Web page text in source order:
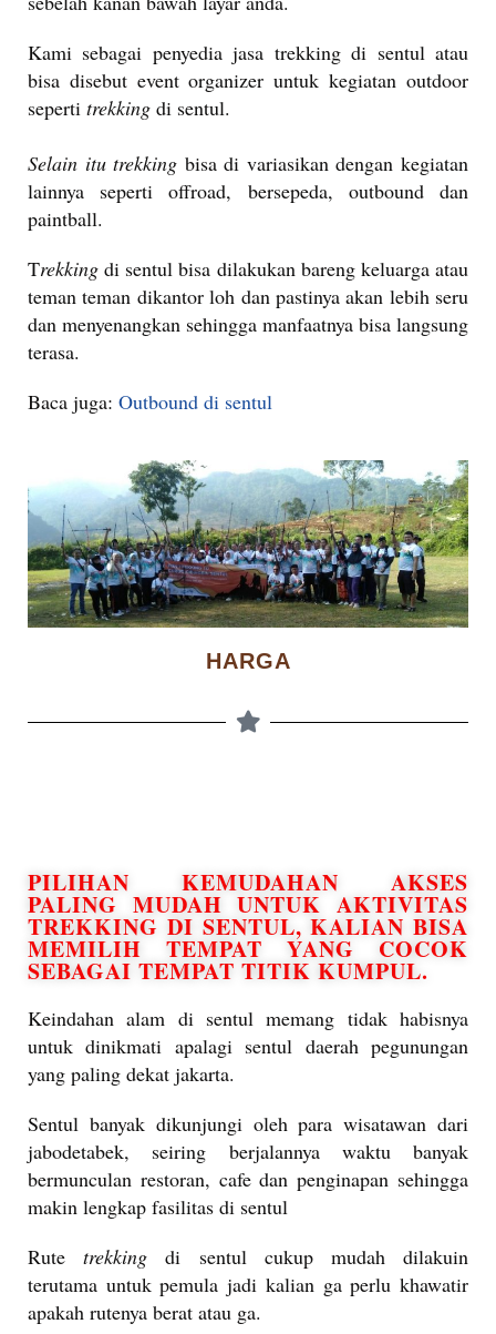
Kami sebagai penyedia jasa trekking di sentul atau
bisa disebut event organizer untuk kegiatan outdoor
seperti trekking di sentul.
Selain itu trekking bisa di variasikan dengan kegiatan
lainnya seperti offroad, bersepeda, outbound dan
paintball.
Trekking di sentul bisa dilakukan bareng keluarga atau
teman teman dikantor loh dan pastinya akan lebih seru
dan menyenangkan sehingga manfaatnya bisa langsung
terasa.
Baca juga: Outbound di sentul
HARGA
PILIHAN KEMUDAHAN AKSES
PALING MUDAH UNTUK AKTIVITAS
TREKKING DI SENTUL, KALIAN BISA
MEMILIH TEMPAT YANG COCOK
SEBAGAI TEMPAT TITIK KUMPUL.
Keindahan alam di sentul memang tidak habisnya
untuk dinikmati apalagi sentul daerah pegunungan
yang paling dekat jakarta.
Sentul banyak dikunjungi oleh para wisatawan dari
jabodetabek, seiring berjalannya waktu banyak
bermunculan restoran, cafe dan penginapan sehingga
makin lengkap fasilitas di sentul
Rutetrekking di sentul cukup mudah dilakuin
terutama untuk pemula jadi kalian ga perlu khawatir
apakah rutenya berat atau ga.